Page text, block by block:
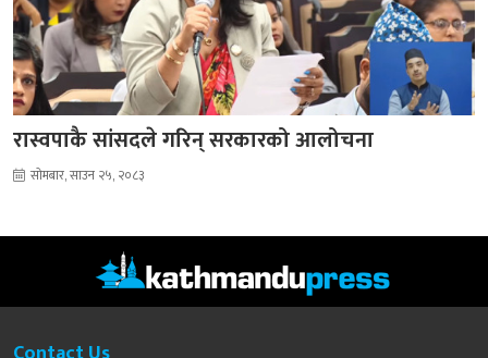
रास्वपाकै सांसदले गरिन् सरकारको आलोचना
सोमबार, साउन २५, २०८३